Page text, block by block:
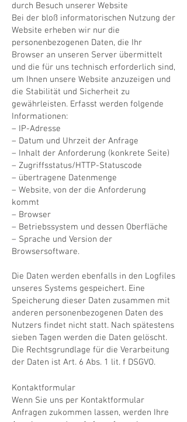
durch Besuch unserer Website
​Bei der bloß informatorischen Nutzung der
Website erheben wir nur die
personenbezogenen Daten, die Ihr
Browser an unseren Server übermittelt
und die für uns technisch erforderlich sind,
um Ihnen unsere Website anzuzeigen und
die Stabilität und Sicherheit zu
gewährleisten. Erfasst werden folgende
Informationen:
– IP-Adresse
– Datum und Uhrzeit der Anfrage
– Inhalt der Anforderung (konkrete Seite)
– Zugriffsstatus/HTTP-Statuscode
– übertragene Datenmenge
– Website, von der die Anforderung
kommt
– Browser
– Betriebssystem und dessen Oberfläche
– Sprache und Version der
Browsersoftware.
Die Daten werden ebenfalls in den Logfiles
unseres Systems gespeichert. Eine
Speicherung dieser Daten zusammen mit
anderen personenbezogenen Daten des
Nutzers findet nicht statt. Nach spätestens
sieben Tagen werden die Daten gelöscht.
Die Rechtsgrundlage für die Verarbeitung
der Daten ist Art. 6 Abs. 1 lit. f DSGVO.
Kontaktformular
Wenn Sie uns per Kontaktformular
Anfragen zukommen lassen, werden Ihre